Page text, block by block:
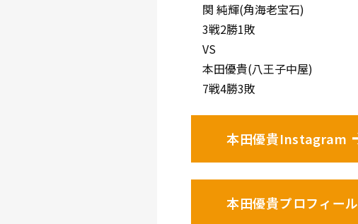
関 純輝(角海老宝石)
3戦2勝1敗
VS
本田優貴(八王子中屋)
7戦4勝3敗
本田優貴Instagram
本田優貴プロフィール